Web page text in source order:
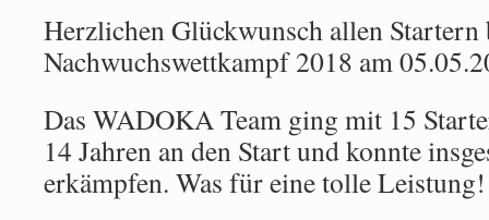
Herzlichen Glückwunsch allen Startern
Nachwuchswettkampf 2018 am
Das WADOKA Team ging mit 15
14 Jahren an den Start und konnte
erkämpfen. Was für eine tolle